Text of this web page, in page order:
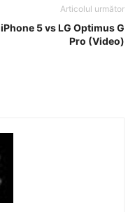
Articolul următor
iPhone 5 vs LG Optimus G
Pro (Video)